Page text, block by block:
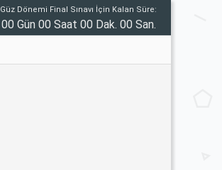
Güz Dönemi Final Sınavı İçin Kalan Süre:
00 Gün 00 Saat 00 Dak. 00 San.